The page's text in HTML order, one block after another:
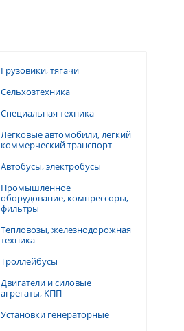
Грузовики, тягачи
Сельхозтехника
Специальная техника
Легковые автомобили, легкий
коммерческий транспорт
Автобусы, электробусы
Промышленное
оборудование, компрессоры,
фильтры
Тепловозы, железнодорожная
техника
Троллейбусы
Двигатели и силовые
агрегаты, КПП
Установки генераторные